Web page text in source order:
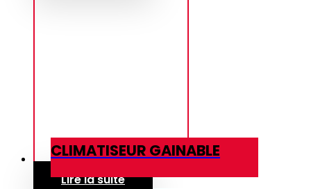
CLIMATISEUR GAINABLE
Lire la suite